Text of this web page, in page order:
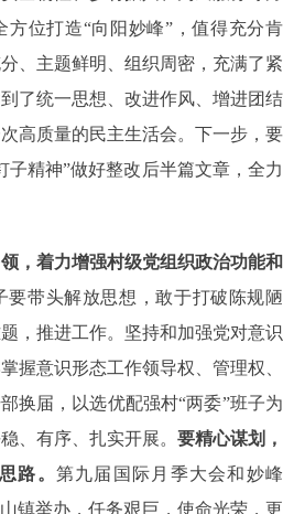
位打造“向阳妙峰”，值得充分肯
、主题鲜明、组织周密，充满了紧
了统一思想、改进作风、增进团结
高质量的民主生活会。下一步，要
子精神”做好整改后半篇文章，全力
，着力增强村级党组织政治功能和
要带头解放思想，敢于打破陈规陋
，推进工作。坚持和加强党对意识
握意识形态工作领导权、管理权、
换届，以选优配强村“两委”班子为
、有序、扎实开展。 要精心谋划，
路。 第九届国际月季大会和妙峰
镇举办，任务艰巨，使命光荣，更